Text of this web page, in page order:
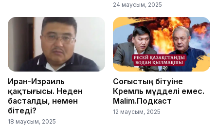
24 маусым, 2025
Иран-Израиль
қақтығысы. Неден
басталды, немен
бітеді?
18 маусым, 2025
Соғыстың бітуіне
Кремль мүдделі емес.
Malim.Подкаст
12 маусым, 2025